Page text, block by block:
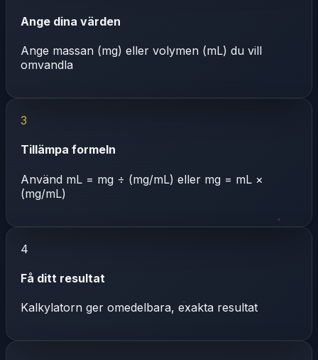
Ange dina värden
Ange massan (mg) eller volymen (mL) du vill
omvandla
3
Tillämpa formeln
Använd mL = mg ÷ (mg/mL) eller mg = mL ×
(mg/mL)
4
Få ditt resultat
Kalkylatorn ger omedelbara, exakta resultat